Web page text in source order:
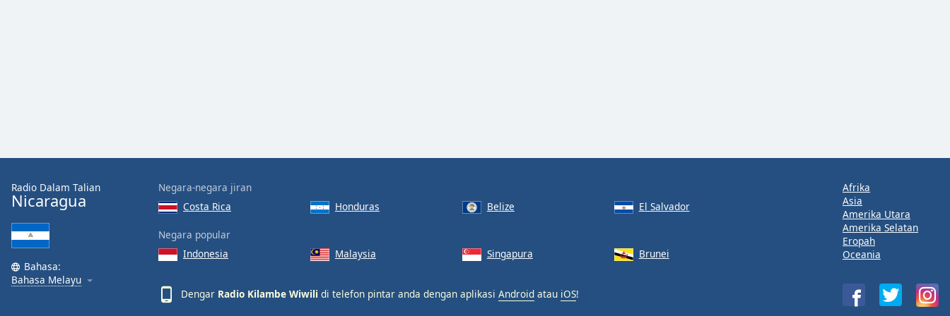
window.
Beginning
dialog
window.
Escape
will
cancel
Radio Dalam Talian
Nicaragua
Bahasa:
Bahasa Melayu
Negara-negara jiran
Costa Rica
Honduras Belize El Salvador
Negara popular
Indonesia
Malaysia Singapura Brunei
Dengar Radio Kilambe Wiwili di telefon pintar anda dengan aplikasi Android atau iOS!
Afrika
Asia
Amerika Utara
Amerika Selatan
Eropah
Oceania